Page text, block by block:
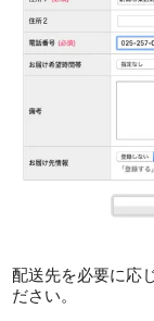
配送先を必要に応
ださい。